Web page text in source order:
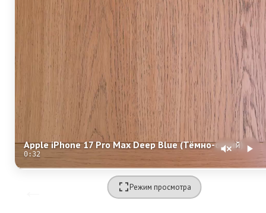
Apple iPhone 17 Pro Max Deep Blue (Тёмно-синий) eSim + eSim
0:32
Режим просмотра